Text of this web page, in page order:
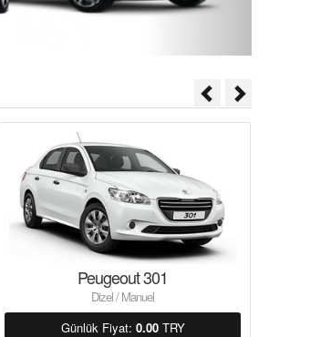
Peugeout 301
Dizel / Manuel
Günlük Fiyat: 0.00TRY